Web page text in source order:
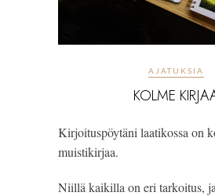
AJATUKSIA
KOLME
Kirjoituspöytäni laatikossa on
muistikirjaa.
Niillä kaikilla on eri tarkoitus,